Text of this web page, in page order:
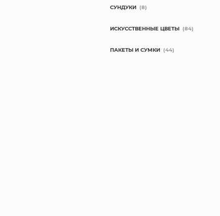
СУНДУКИ (8)
ИСКУССТВЕННЫЕ ЦВЕТЫ (84)
ПАКЕТЫ И СУМКИ (44)